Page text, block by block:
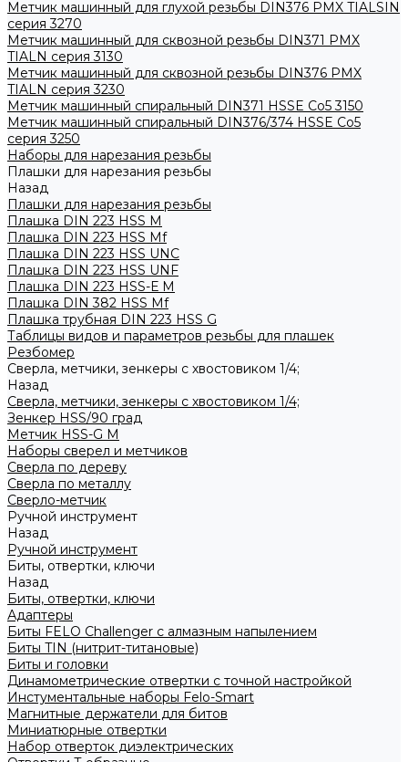
Метчик машинный для глухой резьбы DIN376 PMX TIALSIN
серия 3270
Метчик машинный для сквозной резьбы DIN371 PMX
TIALN серия 3130
Метчик машинный для сквозной резьбы DIN376 PMX
TIALN серия 3230
Метчик машинный спиральный DIN371 HSSE Co5 3150
Метчик машинный спиральный DIN376/374 HSSE Co5
серия 3250
Наборы для нарезания резьбы
Плашки для нарезания резьбы
Назад
Плашки для нарезания резьбы
Плашка DIN 223 HSS M
Плашка DIN 223 HSS Mf
Плашка DIN 223 HSS UNC
Плашка DIN 223 HSS UNF
Плашка DIN 223 HSS-Е M
Плашка DIN 382 HSS Mf
Плашка трубная DIN 223 HSS G
Таблицы видов и параметров резьбы для плашек
Резбомер
Сверла, метчики, зенкеры с хвостовиком 1/4;
Назад
Сверла, метчики, зенкеры с хвостовиком 1/4;
Зенкер HSS/90 град
Метчик HSS-G М
Наборы сверел и метчиков
Сверла по дереву
Сверла по металлу
Сверло-метчик
Ручной инструмент
Назад
Ручной инструмент
Биты, отвертки, ключи
Назад
Биты, отвертки, ключи
Адаптеры
Биты FELO Challenger с алмазным напылением
Биты TIN (нитрит-титановые)
Биты и головки
Динамометрические отвертки с точной настройкой
Инстументальные наборы Felo-Smart
Магнитные держатели для битов
Миниатюрные отвертки
Набор отверток диэлектрических